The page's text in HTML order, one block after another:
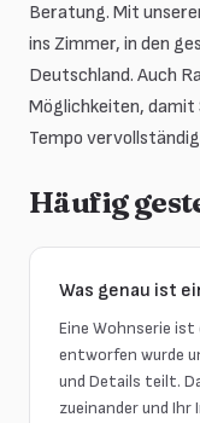
Beratung. Mit
ins Zimmer, in den
Deutschland. Auch
Möglichkeiten, damit
Tempo
Häufig
Was genau ist
Eine Wohnserie ist
entworfen wurde
und Details teilt.
zueinander und